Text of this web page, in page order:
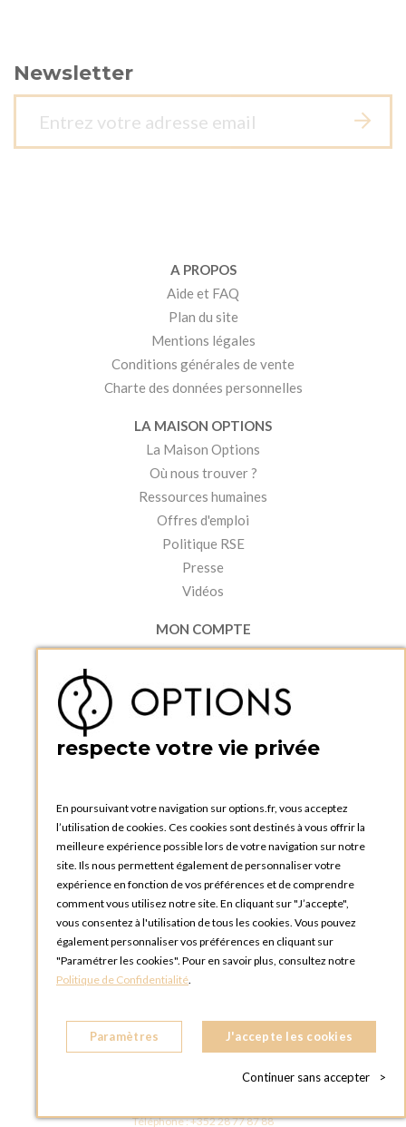
Newsletter
A PROPOS
Aide et FAQ
Plan du site
Mentions légales
Conditions générales de vente
Charte des données personnelles
LA MAISON OPTIONS
La Maison Options
Où nous trouver ?
Ressources humaines
Offres d'emploi
Politique RSE
Presse
Vidéos
MON COMPTE
Accéder à mon compte
Créer un compte
PRATIQUE
Catalogues et bons de commande
Tutoriels
OPTIONS LUXEMBOURG
13 rue Paul Rischard
5324 Contern
LUXEMBOURG
BOUTIQUE OPTIONS LUXEMBOURG
L - 1842 HOWALD LUXEMBOURG
Téléphone :+352 28 77 87 88
respecte votre vie privée
En poursuivant votre navigation sur options.fr, vous acceptez
l’utilisation de cookies. Ces cookies sont destinés à vous offrir la
meilleure expérience possible lors de votre navigation sur notre
site. Ils nous permettent également de personnaliser votre
expérience en fonction de vos préférences et de comprendre
comment vous utilisez notre site. En cliquant sur "J’accepte",
vous consentez à l'utilisation de tous les cookies. Vous pouvez
également personnaliser vos préférences en cliquant sur
"Paramétrer les cookies". Pour en savoir plus, consultez notre
Politique de Confidentialité.
Paramètres J'accepte les cookies
Continuer sans accepter >